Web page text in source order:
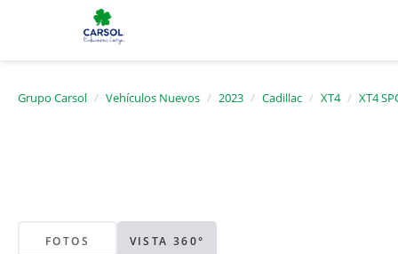
Grupo Carsol Vehículos Nuevos 2023 Cadillac XT4 XT4
FOTOS VISTA 360°